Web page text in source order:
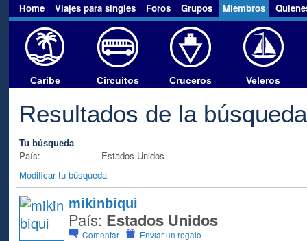
Home Viajes para singles Foros Grupos Miembros
Caribe Circuitos Cruceros Veleros
Resultados de la
Tu búsqueda
País:
Estados Unidos
Modificar tu búsqueda
mikinbiqui
País: Estados Unidos
Comentar Enviar un regalo